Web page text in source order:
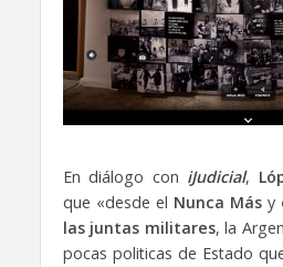
En diálogo con iJudicial,
que «desde el Nunca Másy
las juntas militares, la
pocas politicas de Estado